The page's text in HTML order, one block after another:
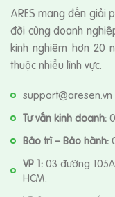
ARES mang đến giải
đời cùng doanh
kinh nghiệm hơn 20
thuộc nhiều lĩnh vực.
Tư vấn kinh doanh:
Bảo trì – Bảo hành:
VP 1:03 đường
HCM.